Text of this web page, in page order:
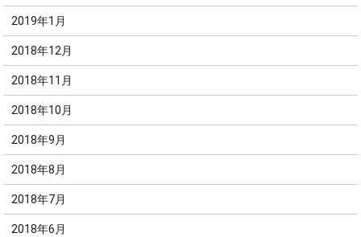
2019年1月
2018年12月
2018年11月
2018年10月
2018年9月
2018年8月
2018年7月
2018年6月